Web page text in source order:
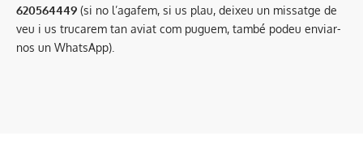
620564449 (si no l’agafem, si us plau, deixeu un missatge de
veu i us trucarem tan aviat com puguem, també podeu enviar-
nos un WhatsApp).